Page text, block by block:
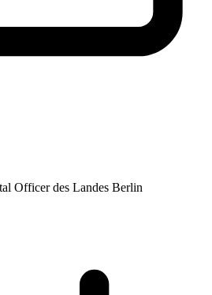
Officer des Landes Berlin